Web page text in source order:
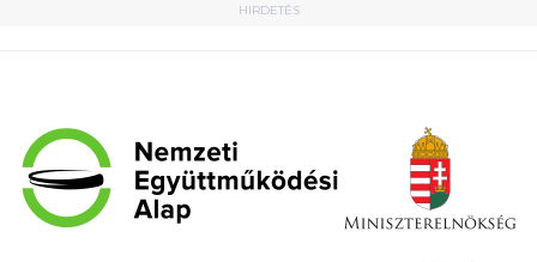
HIRDETÉS